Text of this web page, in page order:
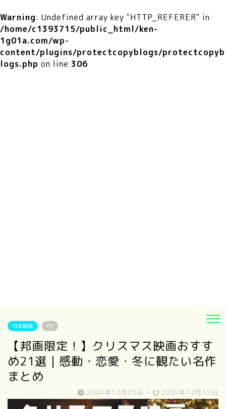
Warning: Undefined array key "HTTP_REFERER" in
/home/c1393715/public_html/ken-
1g01a.com/wp-
content/plugins/protectcopyblogs/protectcopyb
logs.php on line 306
日本映画 PR
【邦画限定！】クリスマス映画おすす
め21選｜感動・恋愛・冬に観たい名作
まとめ
2024年12月23日 / 2025年12月15日